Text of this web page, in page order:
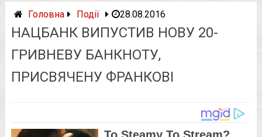
Головна Події 28.08.2016
НАЦБАНК ВИПУСТИВ НОВУ 20-
ГРИВНЕВУ БАНКНОТУ,
ПРИСВЯЧЕНУ ФРАНКОВІ